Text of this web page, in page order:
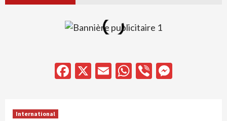
Facebook
X EmailWhatsApp
Viber
International